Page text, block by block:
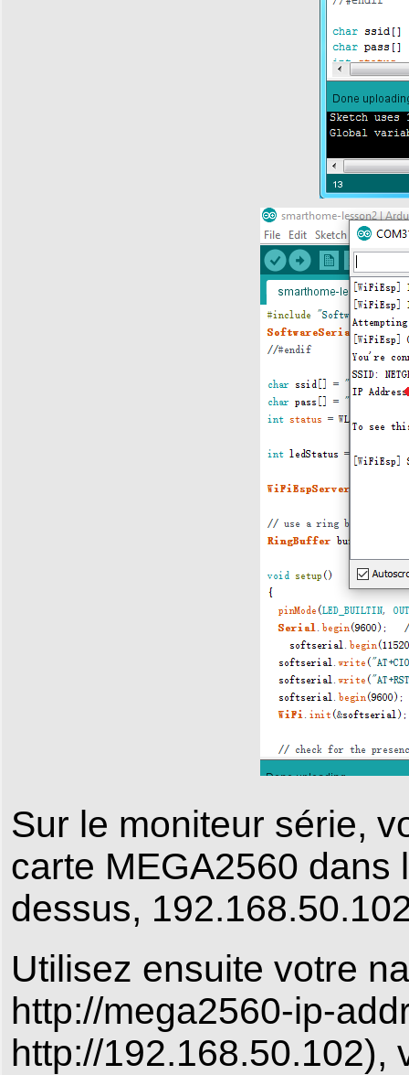
Sur le moniteur série,
carte MEGA2560 dans
dessus,
Utilisez ensuite votre
http://mega2560-ip-
http://192.168.50.102),